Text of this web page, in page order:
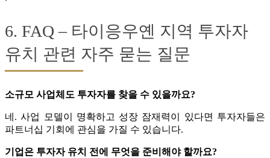
6. FAQ – 타이응우옌 지역 투자자
유치 관련 자주 묻는 질문
소규모 사업체도 투자자를 찾을 수 있을까요?
네. 사업 모델이 명확하고 성장 잠재력이 있다면 투자자들은
파트너십 기회에 관심을 가질 수 있습니다.
기업은 투자자 유치 전에 무엇을 준비해야 할까요?